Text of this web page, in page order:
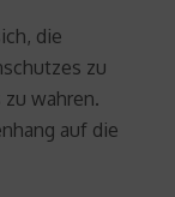
die
zu
wahren.
auf die